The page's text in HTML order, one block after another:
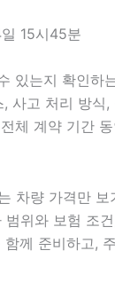
15시45분
는지 확인
사고 처리 방
체 계약 기간
차량 가격만
위와 보험
께 준비하고